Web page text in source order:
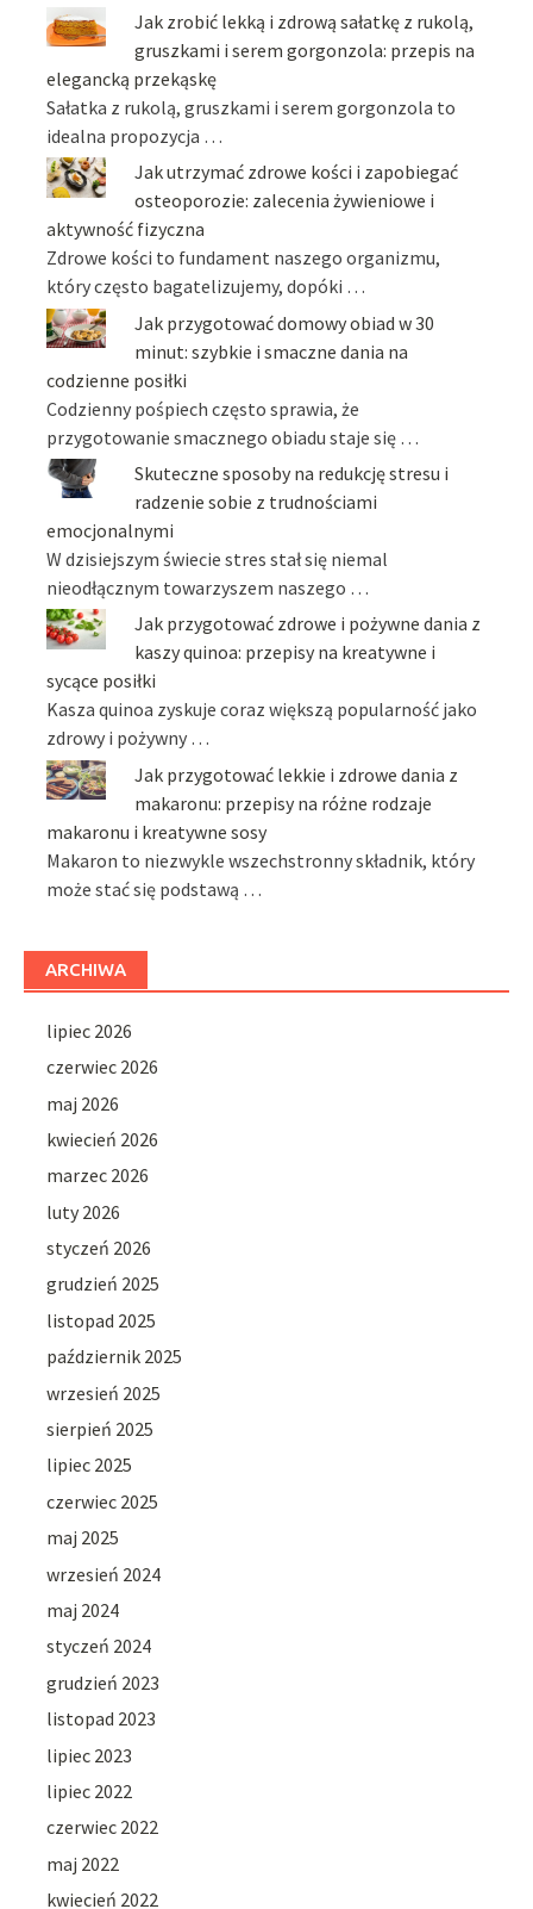
Jak zrobić lekką i zdrową sałatkę z rukolą,
gruszkami i serem gorgonzola: przepis na
elegancką przekąskę
Sałatka z rukolą, gruszkami i serem gorgonzola to
idealna propozycja …
Jak utrzymać zdrowe kości i zapobiegać
osteoporozie: zalecenia żywieniowe i
aktywność fizyczna
Zdrowe kości to fundament naszego organizmu,
który często bagatelizujemy, dopóki …
Jak przygotować domowy obiad w 30
minut: szybkie i smaczne dania na
codzienne posiłki
Codzienny pośpiech często sprawia, że
przygotowanie smacznego obiadu staje się …
Skuteczne sposoby na redukcję stresu i
radzenie sobie z trudnościami
emocjonalnymi
W dzisiejszym świecie stres stał się niemal
nieodłącznym towarzyszem naszego …
Jak przygotować zdrowe i pożywne dania z
kaszy quinoa: przepisy na kreatywne i
sycące posiłki
Kasza quinoa zyskuje coraz większą popularność jako
zdrowy i pożywny …
Jak przygotować lekkie i zdrowe dania z
makaronu: przepisy na różne rodzaje
makaronu i kreatywne sosy
Makaron to niezwykle wszechstronny składnik, który
może stać się podstawą …
ARCHIWA
lipiec 2026
czerwiec 2026
maj 2026
kwiecień 2026
marzec 2026
luty 2026
styczeń 2026
grudzień 2025
listopad 2025
październik 2025
wrzesień 2025
sierpień 2025
lipiec 2025
czerwiec 2025
maj 2025
wrzesień 2024
maj 2024
styczeń 2024
grudzień 2023
listopad 2023
lipiec 2023
lipiec 2022
czerwiec 2022
maj 2022
kwiecień 2022